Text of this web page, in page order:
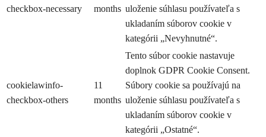
checkbox-necessary
months uloženie súhlasu používateľa s
ukladaním súborov cookie v
kategórii „Nevyhnutné“.
cookielawinfo-
checkbox-others
11
months
Tento súbor cookie nastavuje
doplnok GDPR Cookie Consent.
Súbory cookie sa používajú na
uloženie súhlasu používateľa s
ukladaním súborov cookie v
kategórii „Ostatné“.